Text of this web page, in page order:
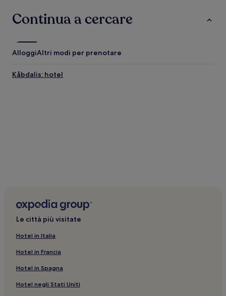
previste
condizioni
Continua a cercare
AlloggiAltri modi per prenotare
Kåbdalis: hotel
Le città più visitate
Hotel in Italia
Hotel in Francia
Hotel in Spagna
Hotel negli Stati Uniti